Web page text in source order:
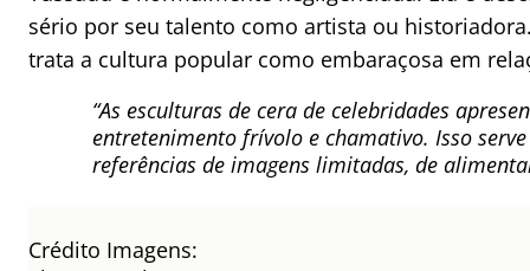
sério por seu talento como artista ou
trata a cultura popular como embaraçosa em
“As esculturas de cera de celebridades
entretenimento frívolo e chamativo. Isso
referências de imagens limitadas, de
Crédito Imagens: